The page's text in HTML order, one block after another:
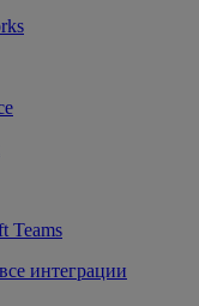
Teams
интеграции